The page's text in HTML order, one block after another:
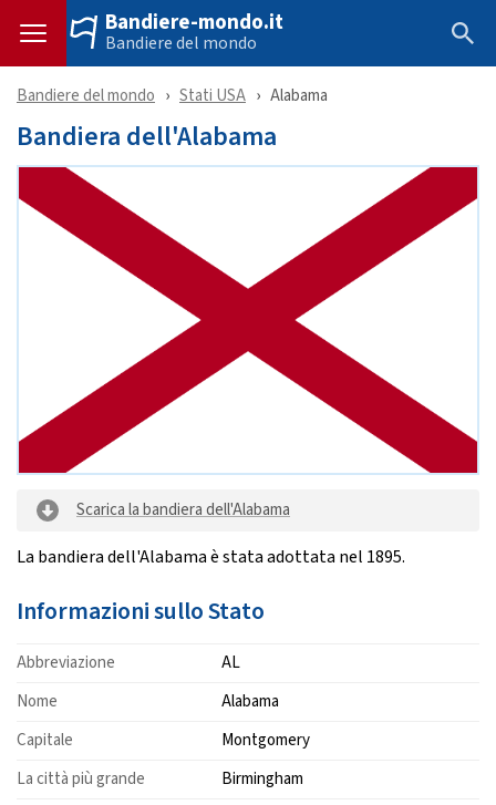
Bandiere-mondo.it
Bandiere del mondo
Bandiere del mondo Stati USA Alabama
Bandiera dell'Alabama
Scarica la bandiera dell'Alabama
La bandiera dell'Alabama è stata adottata nel 1895.
Informazioni sullo Stato
Abbreviazione
AL
Nome
Alabama
Capitale
Montgomery
La città più grande
Birmingham